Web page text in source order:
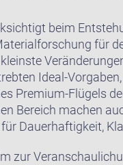
beim
für
Ideal-
Premium-Flügels
Bereich machen
Dauerhaftigkeit,
zur